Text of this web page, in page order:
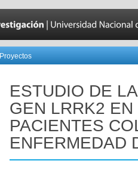
Proyectos
ESTUDIO DE
GEN LRRK2
PACIENTES
ENFERMEDAD